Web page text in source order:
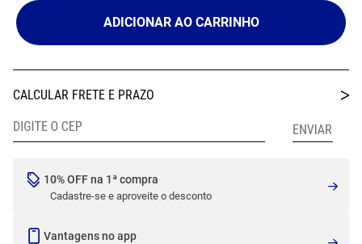
ADICIONAR AO CARRINHO
10% OFF na 1ª compra
Cadastre-se e aproveite o desconto
Vantagens no app